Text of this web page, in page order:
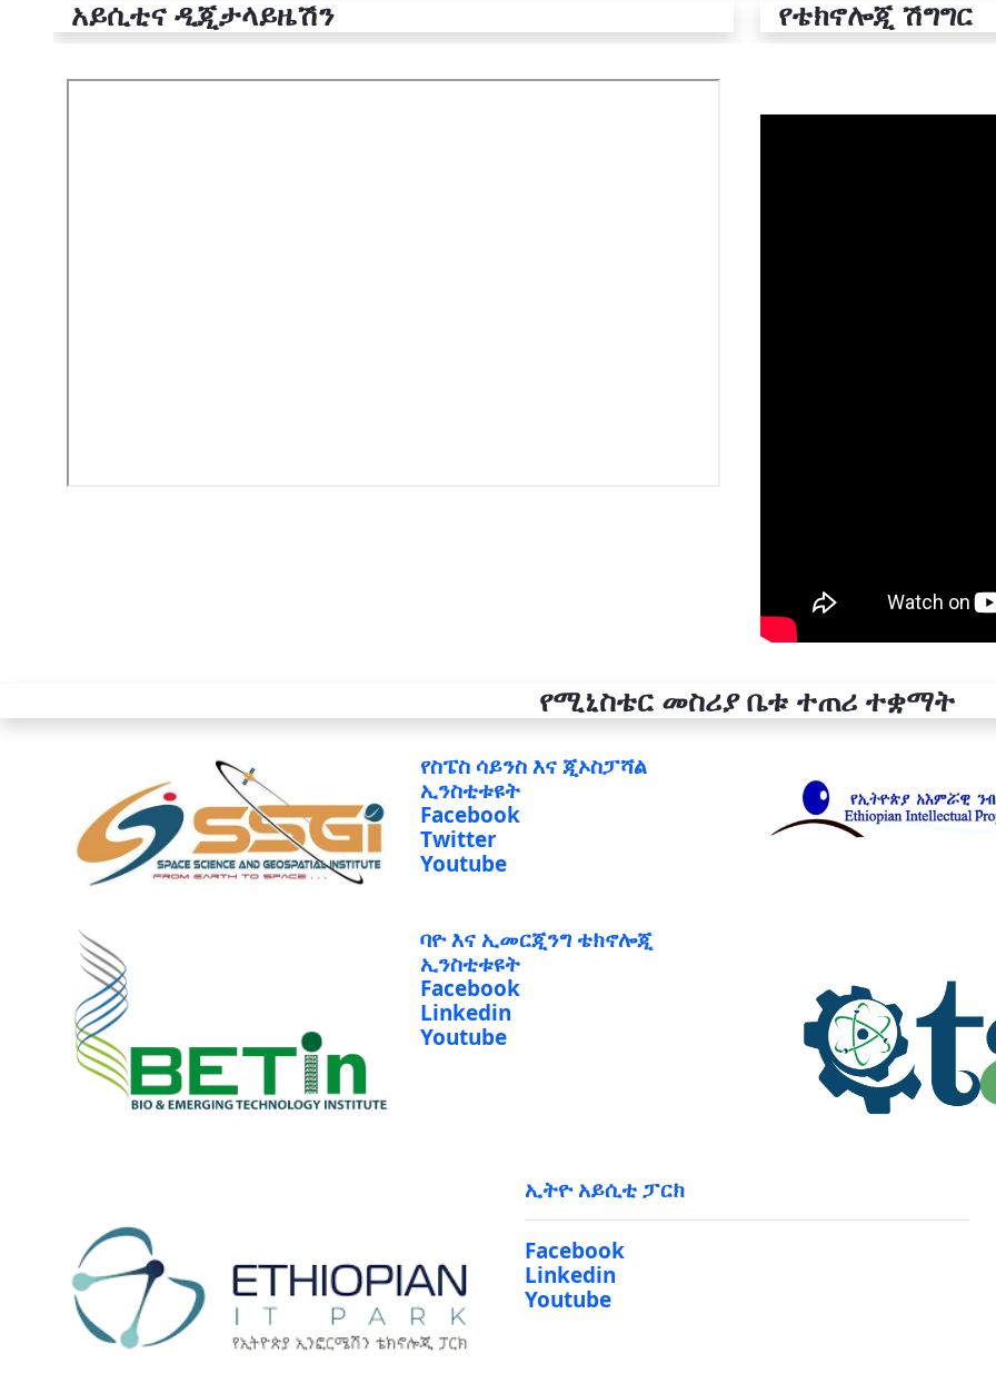
አይሲቲና ዲጂታላይዜሽን
የቴክኖሎጂ ሽግግር
የሚኒስቴር መስሪያ ቤቱ ተጠሪ ተቋማት
የስፔስ ሳይንስ እና ጂኦስፓሻል
ኢንስቲቱዩት
Facebook
Twitter
Youtube
ባዮ እና ኢመርጂንግ ቴክኖሎጂ
ኢንስቲቱዩት
Facebook
Linkedin
Youtube
ኢትዮ አይሲቲ ፓርክ
Facebook
Linkedin
Youtube